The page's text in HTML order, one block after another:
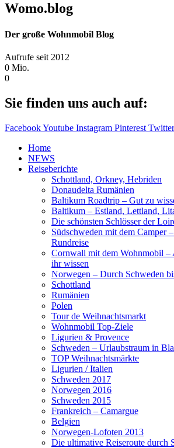
Womo.blog
Der große Wohnmobil Blog​
Aufrufe seit 2012
0 Mio.
0
Sie finden uns auch auf:
FacebookYoutube Instagram Pinterest Twitter
Home
NEWS
Reiseberichte
Schottland, Orkney, Hebriden
Donaudelta Rumänien
Baltikum Roadtrip – Gut zu
Baltikum – Estland, Lettland,
Die schönsten Schlösser der
Südschweden mit dem Camper
Rundreise
Cornwall mit dem Wohnmobil –
ihr wissen
Norwegen – Durch Schweden
Schottland
Rumänien
Polen
Tour de Weihnachtsmarkt
Wohnmobil Top-Ziele
Ligurien & Provence
Schweden – Urlaubstraum in
TOP Weihnachtsmärkte
Ligurien / Italien
Schweden 2017
Norwegen 2016
Schweden 2015
Frankreich – Camargue
Belgien
Norwegen-Lofoten 2013
Die ultimative Reiseroute durch